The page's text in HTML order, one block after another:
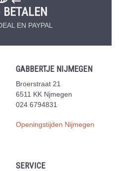
EN PAYPAL
GABBERTJE NIJMEGEN
Broerstraat 21
6511 KK Njmegen
024 6794831
Openingstijden Nijmegen
SERVICE